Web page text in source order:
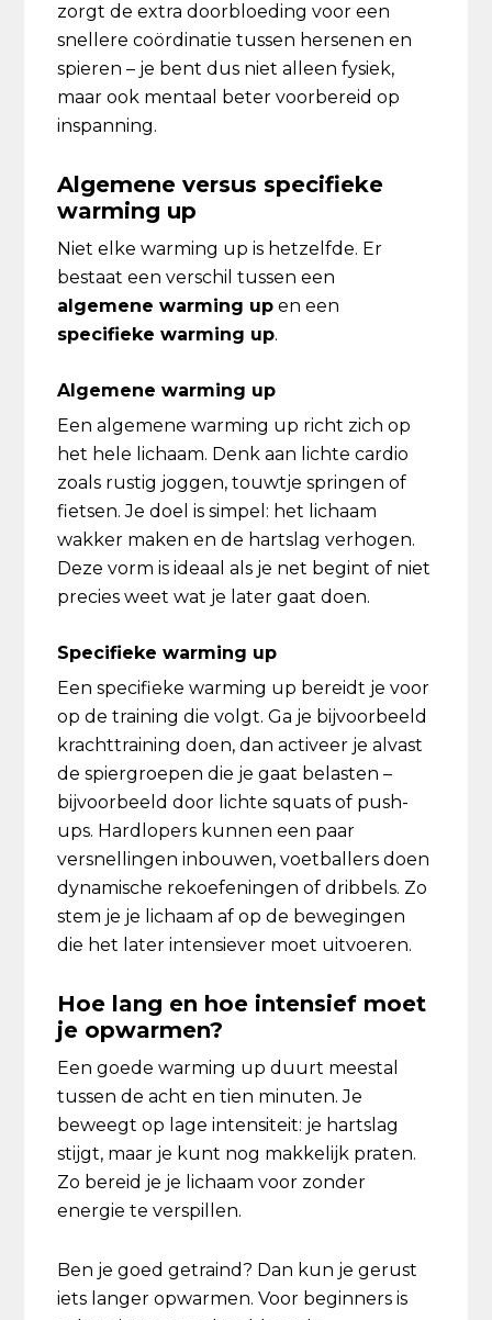
zorgt de extra doorbloeding voor een
snellere coördinatie tussen hersenen en
spieren – je bent dus niet alleen fysiek,
maar ook mentaal beter voorbereid op
inspanning.
Algemene versus specifieke
warming up
Niet elke warming up is hetzelfde. Er
bestaat een verschil tussen een
algemene warming up en een
specifieke warming up.
Algemene warming up
Een algemene warming up richt zich op
het hele lichaam. Denk aan lichte cardio
zoals rustig joggen, touwtje springen of
fietsen. Je doel is simpel: het lichaam
wakker maken en de hartslag verhogen.
Deze vorm is ideaal als je net begint of niet
precies weet wat je later gaat doen.
Specifieke warming up
Een specifieke warming up bereidt je voor
op de training die volgt. Ga je bijvoorbeeld
krachttraining doen, dan activeer je alvast
de spiergroepen die je gaat belasten –
bijvoorbeeld door lichte squats of push-
ups. Hardlopers kunnen een paar
versnellingen inbouwen, voetballers doen
dynamische rekoefeningen of dribbels. Zo
stem je je lichaam af op de bewegingen
die het later intensiever moet uitvoeren.
Hoe lang en hoe intensief moet
je opwarmen?
Een goede warming up duurt meestal
tussen de acht en tien minuten. Je
beweegt op lage intensiteit: je hartslag
stijgt, maar je kunt nog makkelijk praten.
Zo bereid je je lichaam voor zonder
energie te verspillen.
Ben je goed getraind? Dan kun je gerust
iets langer opwarmen. Voor beginners is